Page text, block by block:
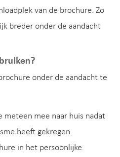
van de brochure. Zo
breder onder de aandacht
onder de aandacht te
meteen mee naar huis nadat
heeft gekregen
in het persoonlijke